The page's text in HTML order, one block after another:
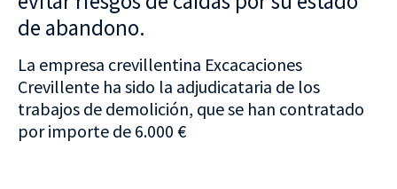
de abandono.
La empresa crevillentina Excacaciones
Crevillente ha sido la adjudicataria de los
trabajos de demolición, que se han contratado
por importe de 6.000 €